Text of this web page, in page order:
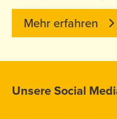
Mehr erfahren
Unsere Social